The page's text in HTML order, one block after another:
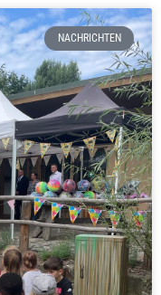
NACHRICHTEN